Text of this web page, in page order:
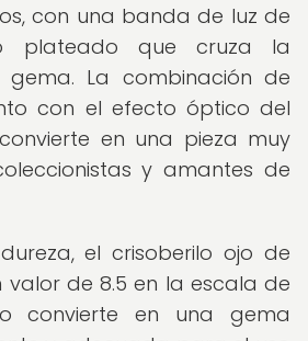
con una banda de luz de
plateado que cruza la
La combinación de
con el efecto óptico del
en una pieza muy
y amantes de
el crisoberilo ojo de
de 8.5 en la escala de
convierte en una gema